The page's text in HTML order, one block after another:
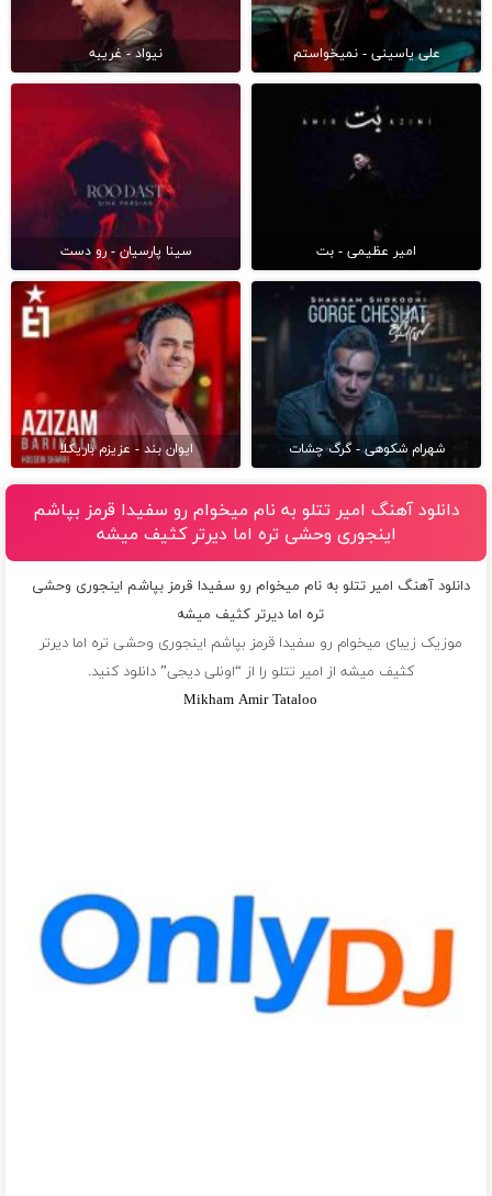
علی یاسینی - نمیخواستم نیواد - غریبه
امیر عظیمی - بت سینا پارسیان - رو دست
شهرام شکوهی - گرگ چشات ایوان بند - عزیزم باریکلا
دانلود آهنگ امیر تتلو به نام میخوام رو سفیدا قرمز بپاشم
اینجوری وحشی تره اما دیرتر کثیف میشه
دانلود آهنگ امیر تتلو به نام میخوام رو سفیدا قرمز بپاشم اینجوری وحشی
تره اما دیرتر کثیف میشه
موزیک زیبای میخوام رو سفیدا قرمز بپاشم اینجوری وحشی تره اما دیرتر
کثیف میشه از امیر تتلو را از “اونلی دیجی” دانلود کنید.
Mikham Amir Tataloo